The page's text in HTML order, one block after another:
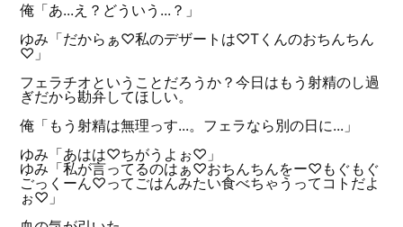
俺「あ...え？どういう...？」
ゆみ「だからぁ♡私のデザートは♡Tくんのおちんちん
♡」
フェラチオということだろうか？今日はもう射精のし過
ぎだから勘弁してほしい。
俺「もう射精は無理っす...。フェラなら別の日に...」
ゆみ「あはは♡ちがうよぉ♡」
ゆみ「私が言ってるのはぁ♡おちんちんをー♡もぐもぐ
ごっくーん♡ってごはんみたい食べちゃうってコトだよ
ぉ♡」